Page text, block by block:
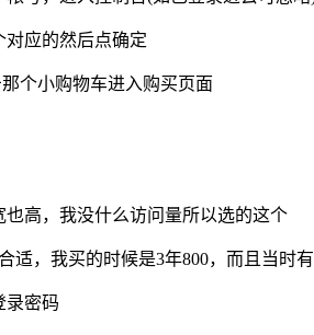
应的然后点确定
个小购物车进入购买页面
高，我没什么访问量所以选的这个
适，我买的时候是3年800，而且当
录密码